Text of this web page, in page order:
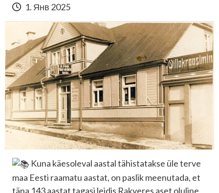
1. Янв 2025
Kuna käesoleval aastal tähistatakse üle terve
maa Eesti raamatu aastat, on paslik meenutada, et
täna 143 aastat tagasi leidis Rakveres aset oluline